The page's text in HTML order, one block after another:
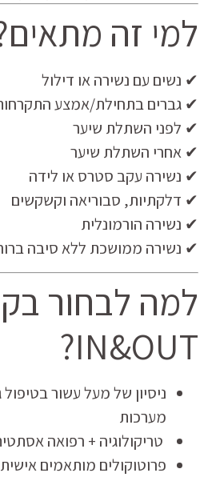
למי זה
✔ נשים עם נשירה או דילול
✔ גברים בתחילת/אמצע
✔ לפני השתלת שיער
✔ אחרי השתלת שיער
✔ נשירה עקב סטרס או לידה
✔ דלקתיות, סבוריאה וקשקשים
✔ נשירה הורמונלית
✔ נשירה ממושכת ללא סיבה
למה לבחור
IN&OUT?
ניסיון של מעל עשור בטיפול
מערכות
טריקולוגיה + רפואה
פרוטוקולים מותאמים